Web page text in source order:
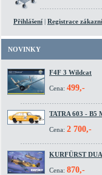
Přihlášení | Registrace
NOVINKY
F4F 3 Wildcat
Cena: 499,-
TATRA 603 - B5
Cena: 2 700,-
KURFÜRST
Cena: 870,-